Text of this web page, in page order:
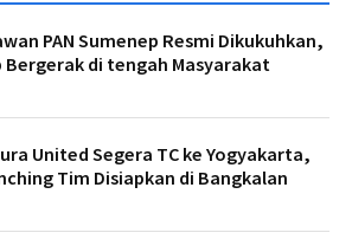
PAN Sumenep Resmi Dikukuhkan,
Bergerak di tengah Masyarakat
United Segera TC ke Yogyakarta,
Tim Disiapkan di Bangkalan